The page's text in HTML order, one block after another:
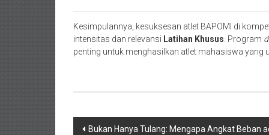
Kesimpulannya, kesuksesan atlet BAPOMI di
intensitas dan relevansi Latihan Khusus . Program
penting untuk menghasilkan atlet mahasiswa yang
Navigasi
Bukan Hanya Tulang: Mengapa Angkat Beban